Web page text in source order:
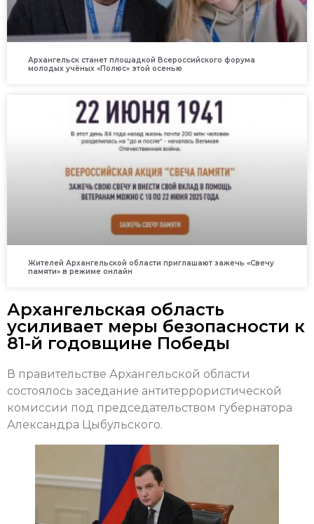
Архангельск станет площадкой Всероссийского форума
молодых учёных «Полюс» этой осенью
Жителей Архангельской области приглашают зажечь «Свечу
памяти» в режиме онлайн
Архангельская область
усиливает меры безопасности к
81-й годовщине Победы
В правительстве Архангельской области
состоялось заседание антитеррористической
комиссии под председательством губернатора
Александра Цыбульского.